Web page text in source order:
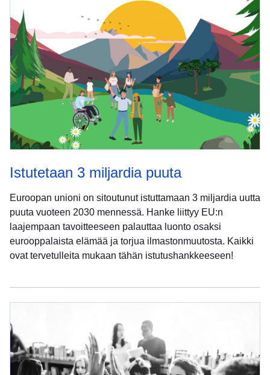
Istutetaan 3 miljardia puuta
Euroopan unioni on sitoutunut istuttamaan 3 miljardia uutta
puuta vuoteen 2030 mennessä. Hanke liittyy EU:n
laajempaan tavoitteeseen palauttaa luonto osaksi
eurooppalaista elämää ja torjua ilmastonmuutosta. Kaikki
ovat tervetulleita mukaan tähän istutushankkeeseen!